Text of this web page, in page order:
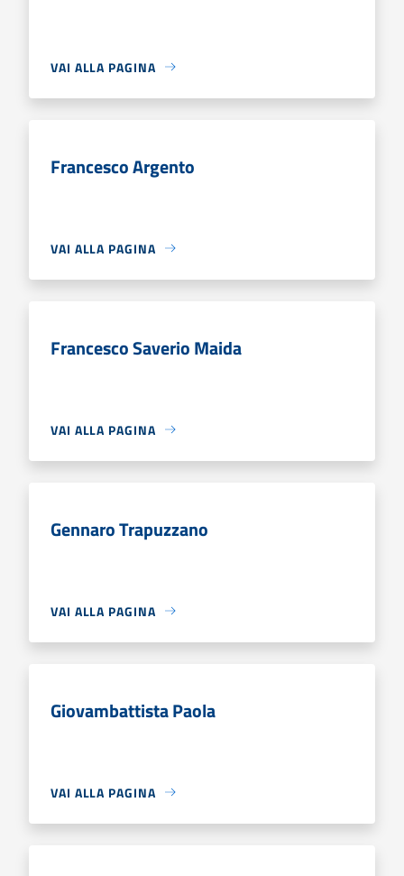
VAI ALLA PAGINA
Francesco Argento
VAI ALLA PAGINA
Francesco Saverio Maida
VAI ALLA PAGINA
Gennaro Trapuzzano
VAI ALLA PAGINA
Giovambattista Paola
VAI ALLA PAGINA